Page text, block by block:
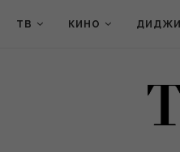
ТВ КИНО